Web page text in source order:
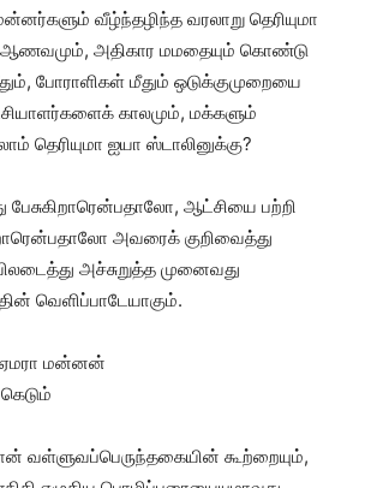
வீழ்ந்தழிந்த வரலாறு தெரியுமா
ஆணவமும், அதிகார மமதையும் கொண்டு
போராளிகள் மீதும் ஒடுக்குமுறையை
காலமும், மக்களும்
தெரியுமா ஐயா ஸ்டாலினுக்கு?
பேசுகிறாரென்பதாலோ, ஆட்சியை பற்றி
அவரைக் குறிவைத்து
அச்சுறுத்த முனைவது
வெளிப்பாடேயாகும்.
ஏமரா மன்னன்
வள்ளுவப்பெருந்தகையின் கூற்றையும்,